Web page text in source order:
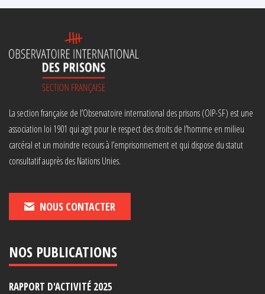
La section française de l’Observatoire international des prisons (OIP-SF) est une
association loi 1901 qui agit pour le respect des droits de l’homme en milieu
carcéral et un moindre recours à l’emprisonnement et qui dispose du statut
consultatif auprès des Nations Unies.
NOUS CONTACTER
NOS PUBLICATIONS
RAPPORT D'ACTIVITÉ 2025